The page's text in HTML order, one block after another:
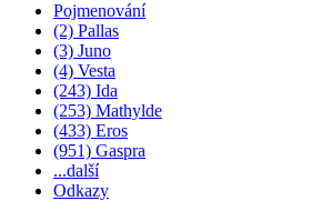
Pojmenování
(2) Pallas
(3) Juno
(4) Vesta
(243) Ida
(253) Mathylde
(433) Eros
(951) Gaspra
...další
Odkazy